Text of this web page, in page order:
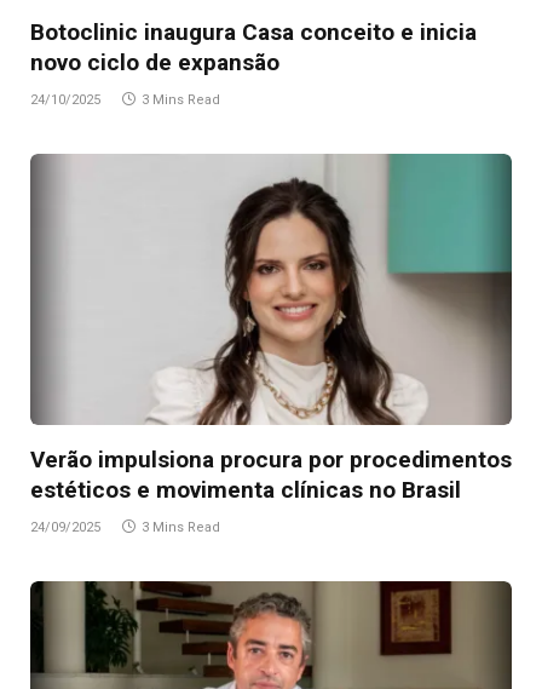
Botoclinic inaugura Casa conceito e inicia
novo ciclo de expansão
24/10/2025 3 Mins Read
Verão impulsiona procura por procedimentos
estéticos e movimenta clínicas no Brasil
24/09/2025 3 Mins Read